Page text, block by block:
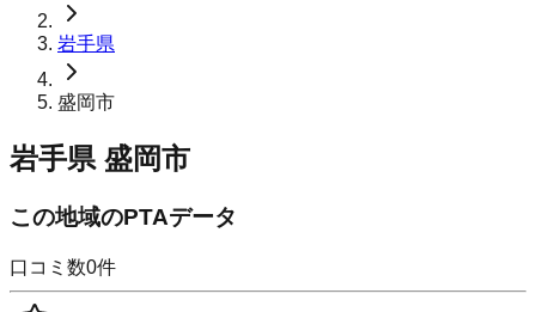
岩手県
盛岡市
岩手県 盛岡市
この地域のPTAデータ
口コミ数0件